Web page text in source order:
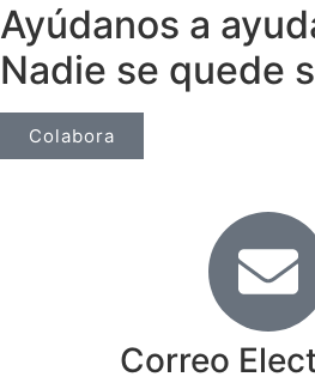
Ayúdanos a
Nadie se quede
Colabora
Correo